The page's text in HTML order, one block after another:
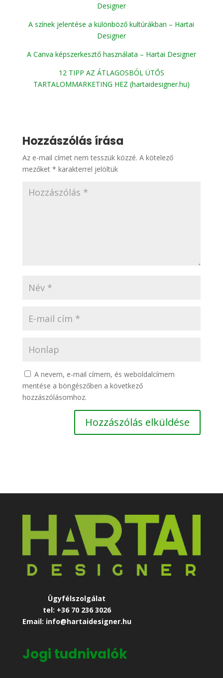
Designer
A színek jelentése a különböző kultúrákban – Hartai
Designer
A Canva képszerkesztő használata – Hartai Designer
12 TIPP AZ ÁTLAGOSBÓL ÜTŐS
TARTALOMMARKETING HEZ (hartaidesigner.hu)
Hozzászólás írása
Az e-mail címet nem tesszük közzé. A kötelező
mezőket * karakterrel jelöltük
A nevem, e-mail címem, és weboldalcímem
mentése a böngészőben a következő
hozzászólásomhoz.
Ügyfélszolgálat
tel: +36 70 236 3026
Email: info@hartaidesigner.hu
Jogi tudnivalók